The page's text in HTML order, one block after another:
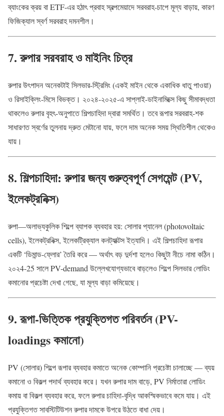
ব্যাংকের ক্রয় বা ETF-এর হঠাৎ প্রবাহ স্বল্পমেয়াদে সরবরাহ-চাপে মূল্য বাড়ায়, কারণ
ফিজিক্যাল স্বর্ণ সরবরাহ দমনশীল।
7. রুপার সরবরাহ ও মাইনিং চিত্র
রুপার উৎপাদন অনেকটাই সিলভার-স্ট্রিমিং (একই মাইন থেকে একাধিক ধাতু পাওয়া)
ও রিসাইক্লিং-মিসে বিভক্ত। ২০২৪-২০২৫-এ সাপ্লাই-ডাইনামিক্সে কিছু সীমাবদ্ধতা
থাকলেও রুপার বৃহৎ-অনুপাতে শিল্পচাহিদা দ্বারা সমর্থিত। তবে রূপার সরবরাহ-শক
সাধারণত স্বর্ণের তুলনায় দ্রুত মেটানো যায়, ফলে দাম অনেক সময় স্থিতিশীল থেকেও
যায়।
8. শিল্পচাহিদা: রুপার জন্য গুরুত্বপূর্ণ সেগমেন্ট (PV,
ইলেকট্রনিক্স)
রুপা—অলাভ্যকুলিক শিল্পে ব্যাপক ব্যবহার হয়: সোলার প্যানেল (photovoltaic
cells), ইলেকট্রনিক্স, ইলেকট্রিক্যাল কনট্যাক্টস ইত্যাদি। এই শিল্পচাহিদা রূপার
একটি ‘ডিমান্ড-ফ্লোর’ তৈরি করে — অর্থাৎ বড় দুর্দশা হলেও কিছুটা নীচে নামা কঠিন।
২০২4-25 সালে PV-demand উল্লেখযোগ্যভাবে বাড়লেও শিল্পে সিলভার লোডিং
কমানোর প্রচেষ্টা দেখা গেছে, যা মূল্য বাড়া কমিয়েছে।
9. রূপা-ভিত্তিক প্রযুক্তিগত পরিবর্তন (PV-
loadings কমানো)
PV (সোলার) শিল্পে রূপার ব্যবহার কমাতে অনেক কোম্পানি প্রচেষ্টা চালাচ্ছে — ব্যয়
কমানো ও বিকল্প পদার্থ ব্যবহার করে। যখন রুপার দাম বাড়ে, PV নির্মাতারা লোডিং
কমায় বা বিকল্প ব্যবহার করে, ফলে রুপার চাহিদা-বৃদ্ধি আকস্মিকভাবে কমে যায়। এই
প্রযুক্তিগত সাবস্টিটিউশন রুপার দামকে উপরে উঠতে বাধা দেয়।